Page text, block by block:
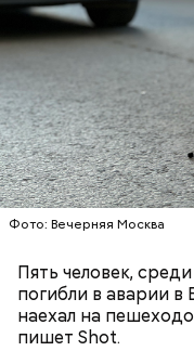
Фото: Вечерняя Москва
Пять человек,
погибли в аварии в
наехал на
пишет Shot.
18-летнего
месяцем ранее
таким образом
Привлекла
случайно